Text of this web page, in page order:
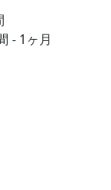
- 1ヶ月